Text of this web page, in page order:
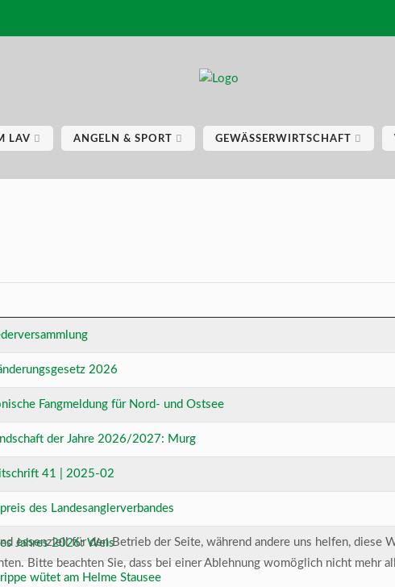
LAV ANGELN & SPORT GEWÄSSERWIRTSCHAFT
2026
Fangmeldung für Nord- und Ostsee
der Jahre 2026/2027: Murg
41 | 2025-02
des Landesanglerverbandes
Jahres 2026: Wels
wütet am Helme Stausee
essenziell für den Betrieb der Seite, während andere uns helfen, diese
Bitte beachten Sie, dass bei einer Ablehnung womöglich nicht mehr